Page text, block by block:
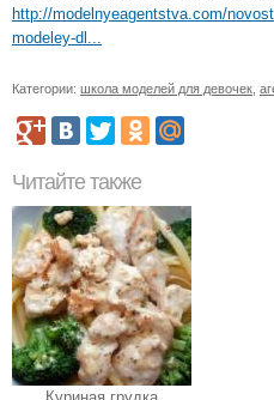
http://modelnyeagentstva.com/
modeley-dl...
Категории: школа моделей для девочек
Читайте также
Куриная грудка